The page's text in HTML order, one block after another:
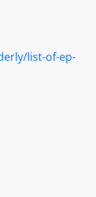
list-of-ep-